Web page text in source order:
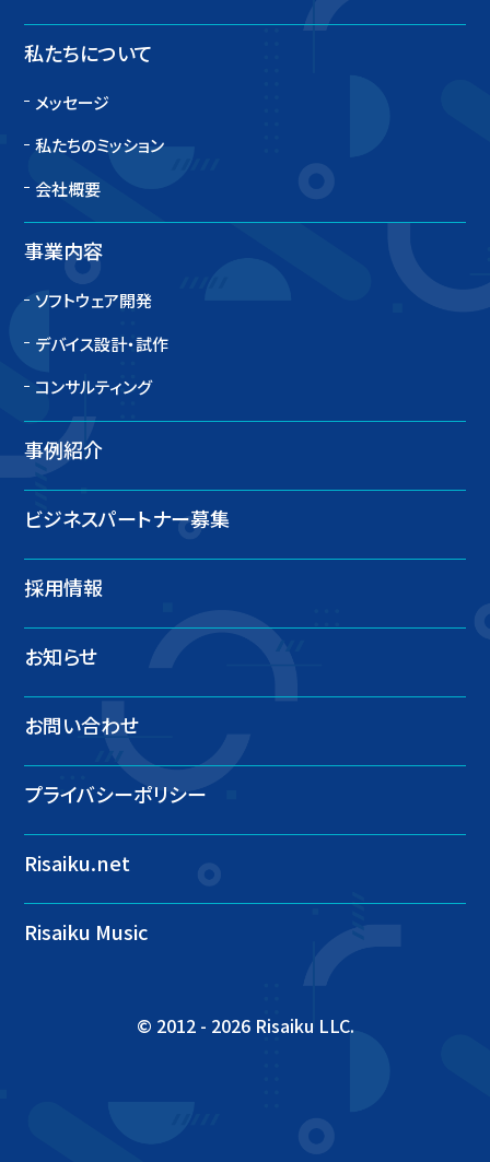
私たちについて
メッセージ
私たちのミッション
会社概要
事業内容
ソフトウェア開発
デバイス設計・試作
コンサルティング
事例紹介
ビジネスパートナー募集
採用情報
お知らせ
お問い合わせ
プライバシーポリシー
Risaiku.net
Risaiku Music
© 2012 - 2026 Risaiku LLC.